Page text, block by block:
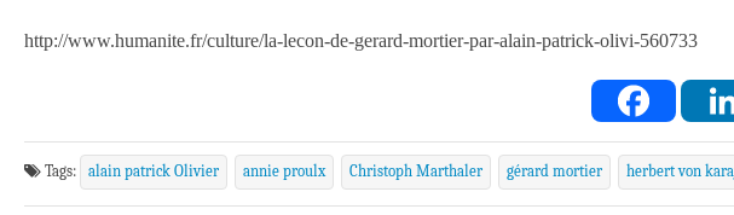
http://www.humanite.fr/culture/la-lecon-de-gerard-mortier-par-alain-patrick-olivi-560733
Tags: alain patrick Olivier annie proulx Christoph Marthaler gérard mortier herbert von